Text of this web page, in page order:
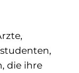
die ihre